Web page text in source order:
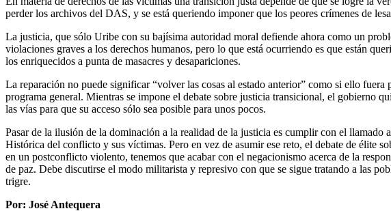
perder los archivos del DAS, y se está queriendo imponer que los peores crímenes de
La justicia, que sólo Uribe con su bajísima autoridad moral defiende ahora como un
violaciones graves a los derechos humanos, pero lo que está ocurriendo es que están
los enriquecidos a punta de masacres y desapariciones.
La reparación no puede significar “volver las cosas al estado anterior” como si ello
programa general. Mientras se impone el debate sobre justicia transicional, el gobierno
las vías para que su acceso sólo sea posible para unos pocos.
Pasar de la ilusión de la dominación a la realidad de la justicia es cumplir con el
Histórica del conflicto y sus víctimas. Pero en vez de asumir ese reto, el debate de élite
en un postconflicto violento, tenemos que acabar con el negacionismo acerca de la
de paz. Debe discutirse el modo militarista y represivo con que se sigue tratando a las
trigre.
Por: José Antequera